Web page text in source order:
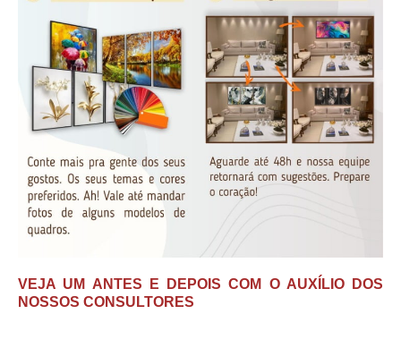
VEJA UM ANTES E DEPOIS COM O AUXÍLIO DOS
NOSSOS CONSULTORES